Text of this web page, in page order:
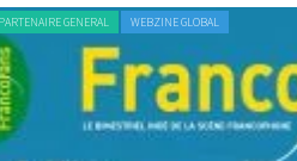
GENERAL WEBZINE GLOBAL